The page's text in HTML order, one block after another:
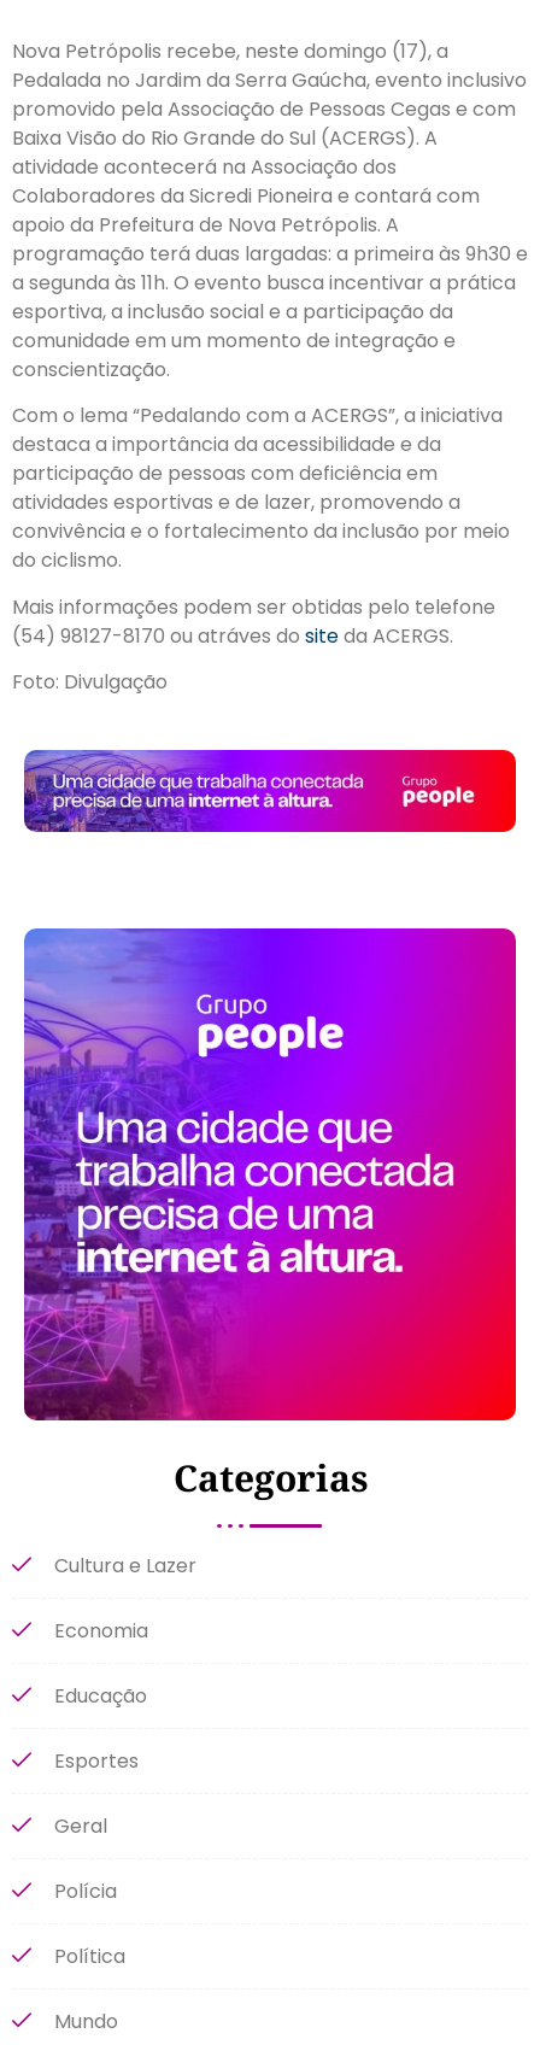
Nova Petrópolis recebe, neste domingo (17), a
Pedalada no Jardim da Serra Gaúcha, evento inclusivo
promovido pela Associação de Pessoas Cegas e com
Baixa Visão do Rio Grande do Sul (ACERGS). A
atividade acontecerá na Associação dos
Colaboradores da Sicredi Pioneira e contará com
apoio da Prefeitura de Nova Petrópolis. A
programação terá duas largadas: a primeira às 9h30 e
a segunda às 11h. O evento busca incentivar a prática
esportiva, a inclusão social e a participação da
comunidade em um momento de integração e
conscientização.
Com o lema “Pedalando com a ACERGS”, a iniciativa
destaca a importância da acessibilidade e da
participação de pessoas com deficiência em
atividades esportivas e de lazer, promovendo a
convivência e o fortalecimento da inclusão por meio
do ciclismo.
Mais informações podem ser obtidas pelo telefone
(54) 98127-8170 ou atráves do siteda ACERGS.
Foto: Divulgação
Categorias
Cultura e Lazer
Economia
Educação
Esportes
Geral
Polícia
Política
Mundo